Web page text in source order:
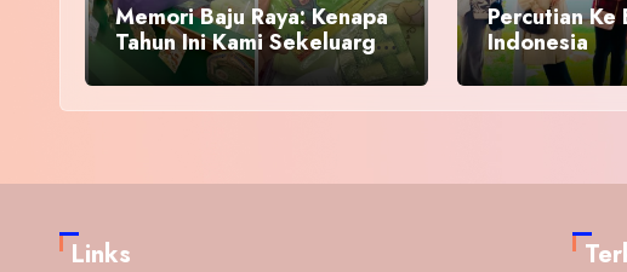
Memori Baju Raya: Kenapa
Tahun Ini Kami Sekeluarga
Kembali ke Pusat Pakaian
Hari-Hari?
Percutian Ke
Indonesia
Links